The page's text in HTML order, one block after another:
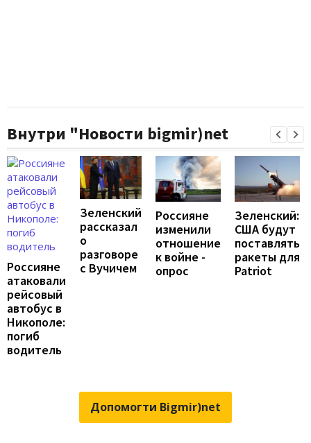
Внутри "Новости bigmir)net
Россияне
атаковали
рейсовый
автобус в
Никополе:
погиб
водитель
Зеленский
рассказал
о
разговоре
с Вучичем
Россияне
изменили
отношение
к войне -
опрос
Зеленский:
США будут
поставлять
ракеты для
Patriot
Допомогти Bigmir)net